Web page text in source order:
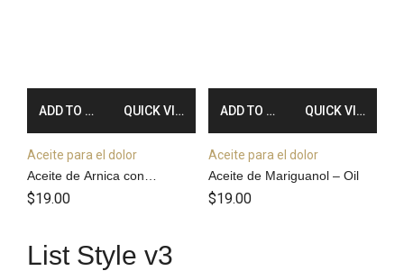
ADD TO CART QUICK VIEW
Aceite para el dolor
Aceite de Arnica con
Diclofenaco y Naproxeno –
Oil
$19.00
ADD TO CART QUICK VIEW
Aceite para el dolor
Aceite de Mariguanol – Oil
$19.00
List Style v3